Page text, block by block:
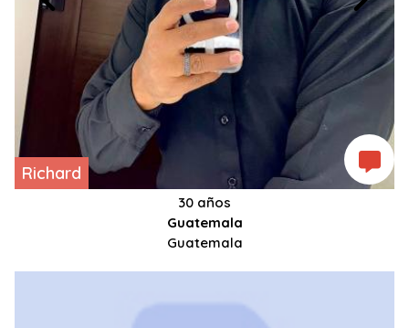
Richard
30 años
Guatemala
Guatemala